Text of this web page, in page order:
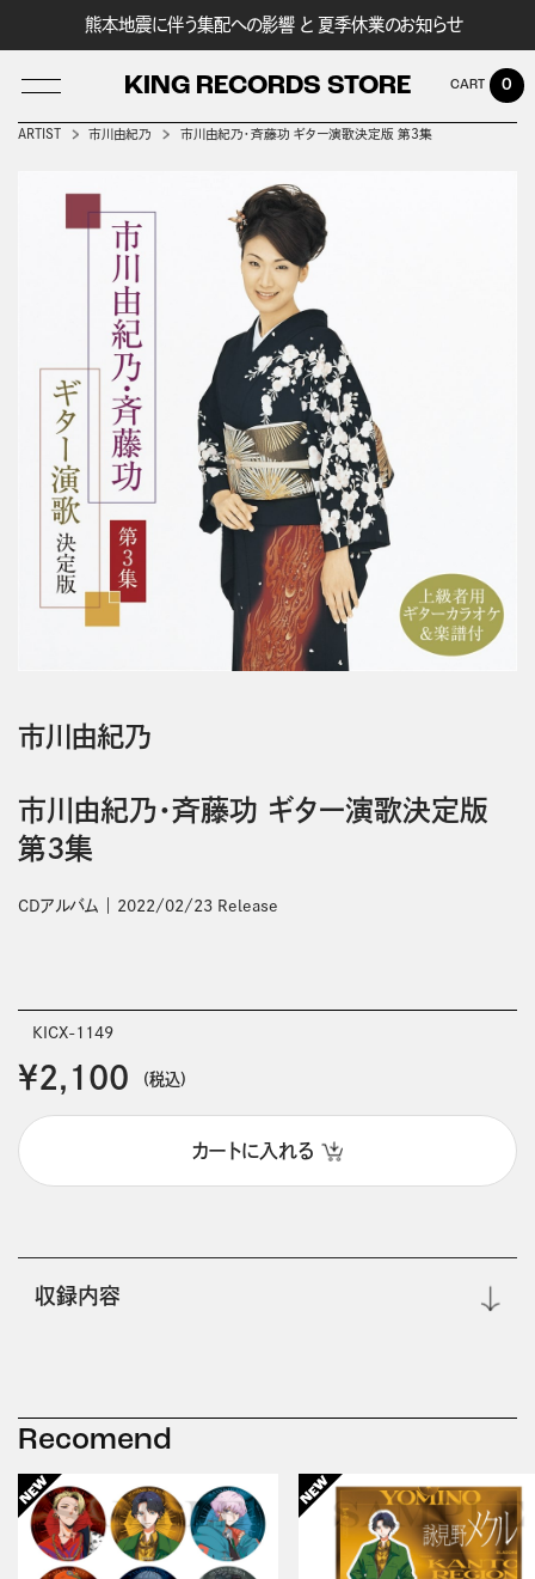
熊本地震に伴う集配への影響 と 夏季休業のお知らせ
KING RECORDS STORE
LOG IN
0
ARTIST 市川由紀乃 市川由紀乃・斉藤功 ギター演歌決定版 第3集
市川由紀乃
市川由紀乃・斉藤功 ギター演歌決定版
第3集
CDアルバム 2022/02/23 Release
KICX-1149
￥2,100 (税込)
カートに入れる
収録内容
Recomend